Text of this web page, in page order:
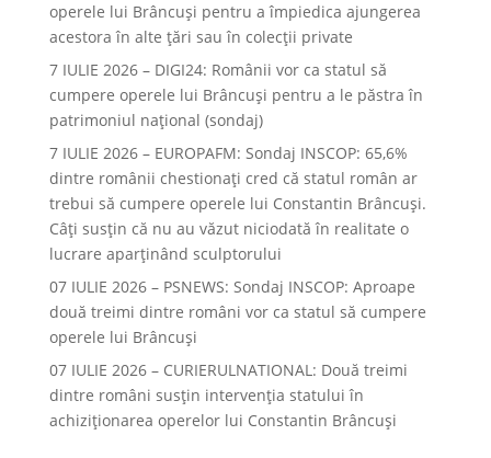
operele lui Brâncuşi pentru a împiedica ajungerea
acestora în alte ţări sau în colecţii private
7 IULIE 2026 – DIGI24: Românii vor ca statul să
cumpere operele lui Brâncuși pentru a le păstra în
patrimoniul național (sondaj)
7 IULIE 2026 – EUROPAFM: Sondaj INSCOP: 65,6%
dintre românii chestionați cred că statul român ar
trebui să cumpere operele lui Constantin Brâncuși.
Câți susțin că nu au văzut niciodată în realitate o
lucrare aparținând sculptorului
07 IULIE 2026 – PSNEWS: Sondaj INSCOP: Aproape
două treimi dintre români vor ca statul să cumpere
operele lui Brâncuși
07 IULIE 2026 – CURIERULNATIONAL: Două treimi
dintre români susțin intervenția statului în
achiziționarea operelor lui Constantin Brâncuși